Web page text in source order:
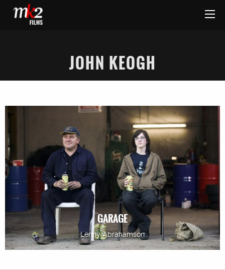
JOHN KEOGH
GARAGE
Lenny Abrahamson